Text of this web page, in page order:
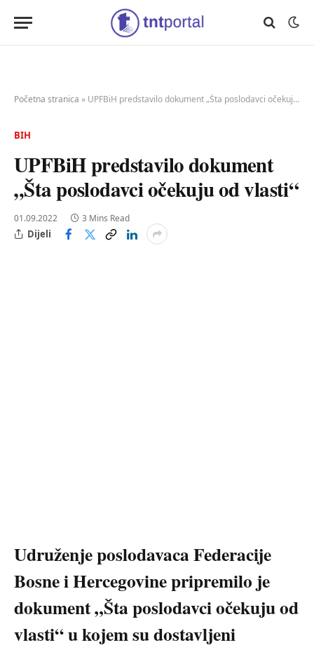
Početna stranica » UPFBiH predstavilo dokument „Šta poslodavci očekuju od vlasti“
BIH
UPFBiH predstavilo dokument
„Šta poslodavci očekuju od vlasti“
01.09.2022 3 Mins Read
Dijeli
Udruženje poslodavaca Federacije
Bosne i Hercegovine pripremilo je
dokument „Šta poslodavci očekuju od
vlasti“ u kojem su dostavljeni